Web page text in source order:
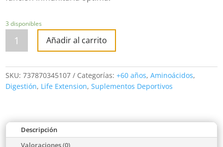
3 disponibles
L-
Glutamine
mg
cantidad
Añadir al carrito
SKU:737870345107 Categorías:+60 años,Aminoácidos,
Digestión, Life Extension,Suplementos Deportivos
Descripción
Valoraciones (0)